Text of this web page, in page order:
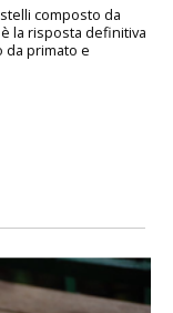
composto da
la risposta definitiva
da primato e